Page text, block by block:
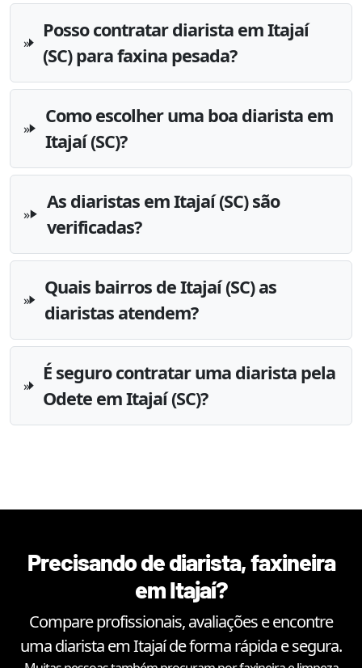
Posso contratar diarista em Itajaí
(SC) para faxina pesada?
Como escolher uma boa diarista em
Itajaí (SC)?
As diaristas em Itajaí (SC) são
verificadas?
Quais bairros de Itajaí (SC) as
diaristas atendem?
É seguro contratar uma diarista pela
Odete em Itajaí (SC)?
Precisando de diarista, faxineira
emItajaí?
Compare profissionais, avaliações e encontre
uma diarista emItajaíde forma rápida e segura.